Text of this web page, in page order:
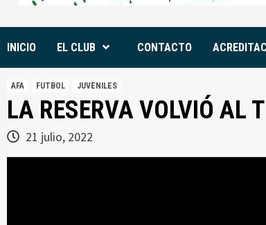
INICIO EL CLUB CONTACTO
AFA FUTBOL JUVENILES
LA RESERVA VOLVIÓ AL
21 julio, 2022